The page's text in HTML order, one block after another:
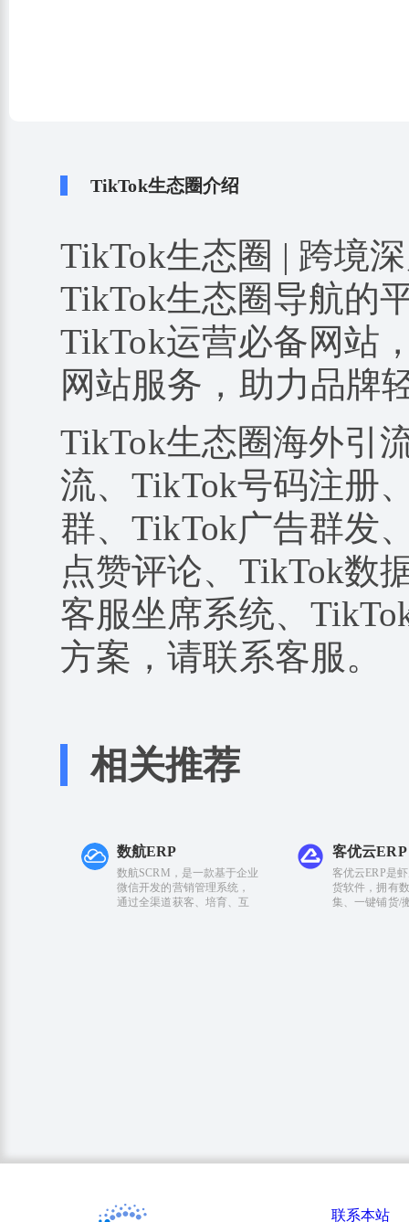
TikTok生态圈介绍
TikTok生态圈 | 跨境
TikTok生态圈导航的
TikTok运营必备网站
网站服务，助力品牌
TikTok生态圈海外引
流、TikTok号码注册
群、TikTok广告群发
点赞评论、TikTok数
客服坐席系统、
方案，请联系客服。
相关推荐
数航ERP
数航SCRM，是一款基于企业
微信开发的营销管理系统，
通过全渠道获客、培育、互
客优云ERP
客优云ERP是
货软件，拥有
集、一键铺货/
联系本站